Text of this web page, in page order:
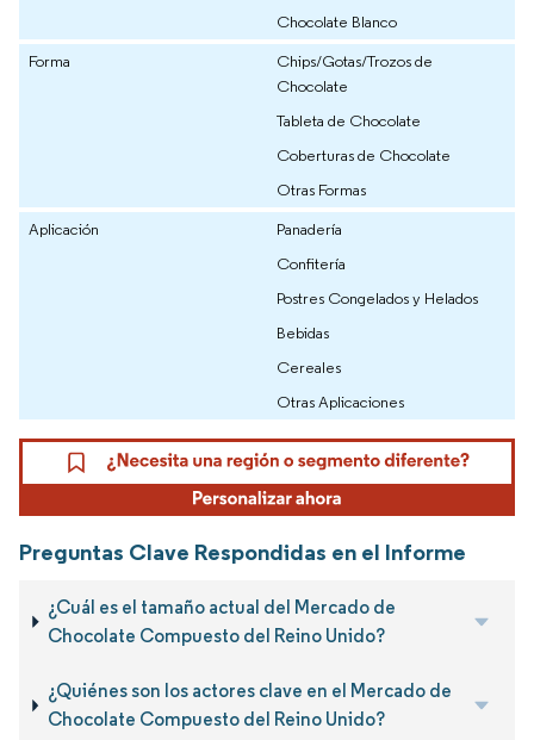
Chocolate Blanco
Forma
Chips/Gotas/Trozos de
Chocolate
Tableta de Chocolate
Coberturas de Chocolate
Otras Formas
Aplicación
Panadería
Confitería
Postres Congelados y Helados
Bebidas
Cereales
Otras Aplicaciones
Preguntas Clave Respondidas en el Informe
¿Cuál es el tamaño actual del Mercado de
Chocolate Compuesto del Reino Unido?
¿Quiénes son los actores clave en el Mercado de
Chocolate Compuesto del Reino Unido?